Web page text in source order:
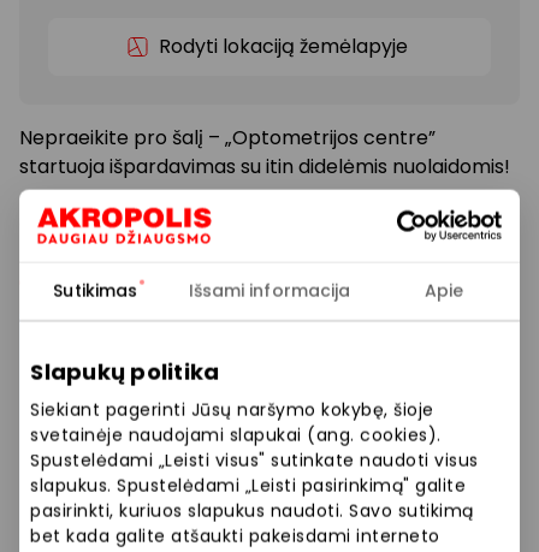
Sutikimas Išsami informacija Apie
Slapukų politika
Siekiant pagerinti Jūsų naršymo kokybę, šioje
svetainėje naudojami slapukai (ang. cookies).
Spustelėdami „Leisti visus" sutinkate naudoti visus
slapukus. Spustelėdami „Leisti pasirinkimą" galite
pasirinkti, kuriuos slapukus naudoti. Savo sutikimą
bet kada galite atšaukti pakeisdami interneto
Rodyti lokaciją žemėlapyje
Nepraeikite pro šalį – „Optometrijos centre”
startuoja išpardavimas su itin didelėmis nuolaidomis!
Gegužės 14-17 d. Jūsų laukia tikrai stiprūs pasiūlymai:
-50% akinių rėmeliams*
-50% saulės akiniams*
-30% aksesuarams*
Užsukite, kol nuolaidų lietus dar nesibaigė!
*Prekybos ir pramogų centre „AKROPOLIS“